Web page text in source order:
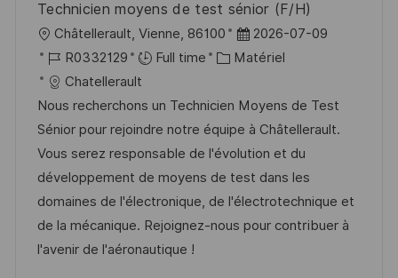
o
n
c
h
a
e
d
u
p
o
s
t
e
Technicien moyens de test sénior (F/H)
o
c
a
l
i
s
a
t
i
Châtellerault, Vienne, 86100
D
a
e
d
’
a
f
f
2026-07-09
R
é
f
é
r
e
n
c
e
R0332129 Full time
C
t
é
g
o
r
i
Matériel
Chatellerault
Nous recherchons un Technicien Moyens de Test
Sénior pour rejoindre notre équipe à Châtellerault.
Vous serez responsable de l'évolution et du
développement de moyens de test dans les
domaines de l'électronique, de l'électrotechnique et
de la mécanique. Rejoignez-nous pour contribuer à
l'avenir de l'aéronautique !